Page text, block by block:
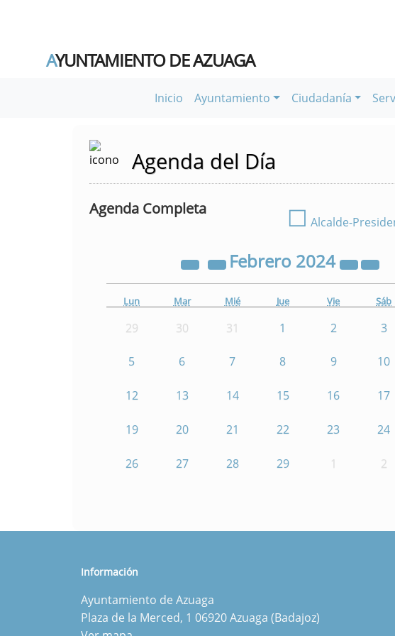
AYUNTAMIENTO DE AZUAGA
Inicio Ayuntamiento Ciudadanía
Agenda del Día
Agenda Completa ☐ Alcalde-
Febrero 2024
Lun Mar Mié Jue Vie Sáb
29 30 31 1 2 3
5 6 7 8 9 10
12 13 14 15 16 17
19 20 21 22 23 24
26 27 28 29 1 2
Información
Ayuntamiento de Azuaga
Plaza de la Merced, 1 06920 Azuaga (Badajoz)